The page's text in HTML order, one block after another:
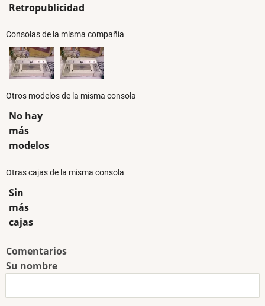
Retropublicidad
Consolas de la misma compañía
Otros modelos de la misma consola
No hay
más
modelos
Otras cajas de la misma consola
Sin
más
cajas
Comentarios
Su nombre